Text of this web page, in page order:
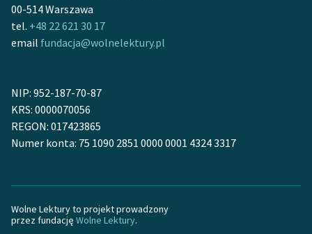
00-514 Warszawa
tel. +48 22 621 30 17
email fundacja@wolnelektury.pl
NIP: 952-187-70-87
KRS: 0000070056
REGON: 017423865
Numer konta: 75 1090 2851 0000 0001 4324 3317
Wolne Lektury to projekt prowadzony
przez fundację Wolne Lektury.